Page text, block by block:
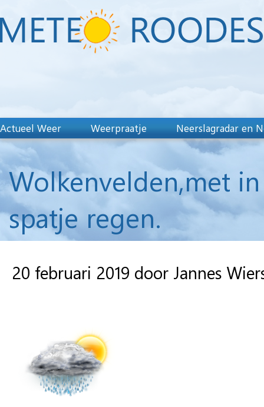
Actueel Weer Weerpraatje Neerslagradar en
Wolkenvelden,met
spatje regen.
20 februari 2019 door Jannes